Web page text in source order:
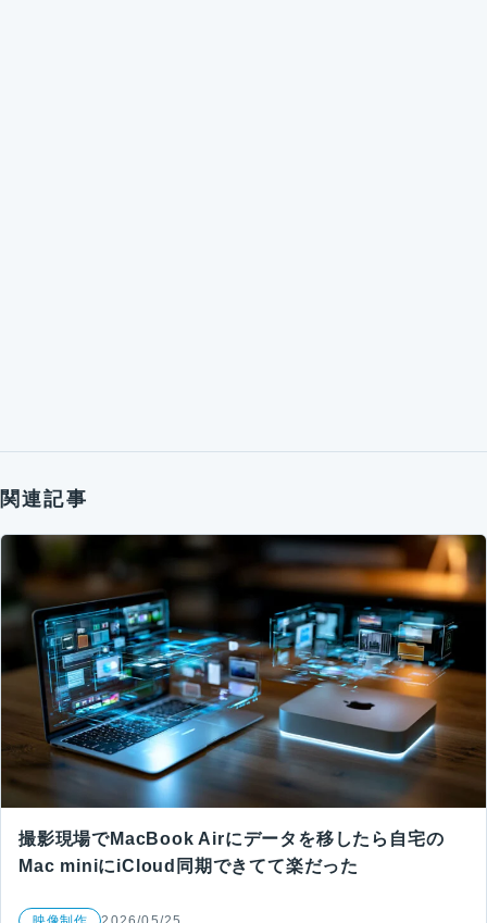
関連記事
撮影現場でMacBook Airにデータを移したら自宅の
Mac miniにiCloud同期できてて楽だった